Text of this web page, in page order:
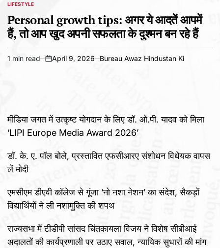
POSTED
LIFESTYLE
Personal growth tips: अगर ये आदतें आपमें
हैं, तो आप खुद अपनी सफलता के दुश्मन बन रहे हैं
Estimated
1 min read
on
April 9, 2026 Bureau Awaz Hindustan Ki
मीडिया जगत में उत्कृष्ट योगदान के लिए डॉ. ओ.पी. यादव को मिला
‘LIPI Europe Media Award 2026’
डॉ. के. ए. पॉल बोले, प्रस्तावित एफसीआरए संशोधन विधेयक वापस
लें मोदी
एमसीएम डीएवी कॉलेज से गूंजा ‘नो नशा नेशन’ का संदेश, सैकड़ों
विद्यार्थियों ने ली नशामुक्ति की शपथ
राज्यसभा में टीडीपी सांसद चिंतकायला विजय ने विशेष सीबीआई
अदालतों की कार्यप्रणाली पर उठाए सवाल, न्यायिक सुधारों की मांग